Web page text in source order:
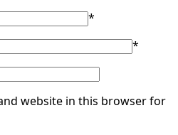
*
*
website in this browser for